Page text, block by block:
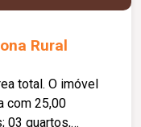
Rural
O imóvel
com 25,00
03 quartos,